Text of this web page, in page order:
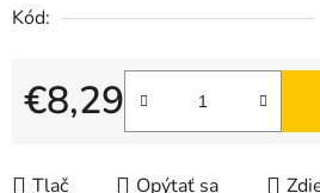
Kód:
€8,29
Jednotková cena:
Tlač Opýtať sa